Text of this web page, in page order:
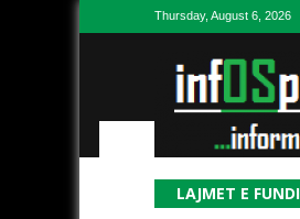
Skip to contentThursday, August 6, 2026
LAJMET E